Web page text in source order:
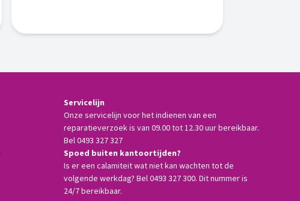
Servicelijn
Onze servicelijn voor het indienen van een
reparatieverzoek is van 09.00 tot 12.30 uur bereikbaar.
Bel 0493 327 327
Spoed buiten kantoortijden?
Is er een calamiteit wat niet kan wachten tot de
volgende werkdag? Bel 0493 327 300. Dit nummer is
24/7 bereikbaar.